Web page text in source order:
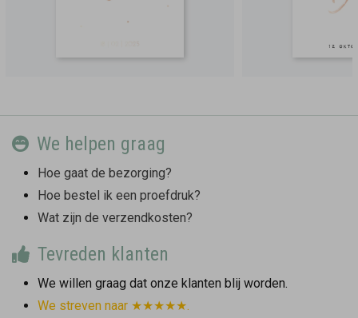
We helpen graag
Hoe gaat de bezorging?
Hoe bestel ik een proefdruk?
Wat zijn de verzendkosten?
Tevreden klanten
We willen graag dat onze klanten blij worden.
We streven naar ★★★★★.